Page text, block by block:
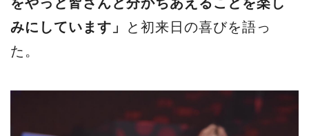
みにしています」
と初来日の喜びを語っ
た。